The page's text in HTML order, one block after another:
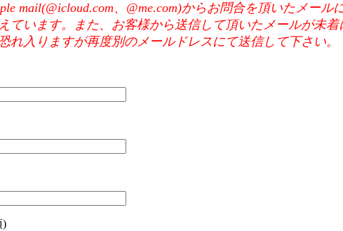
mail(@icloud.com、@me.com)からお問合を頂いたメー
ています。また、お客様から送信して頂いたメールが未
れ入りますが再度別のメールドレスにて送信して下さい。
)